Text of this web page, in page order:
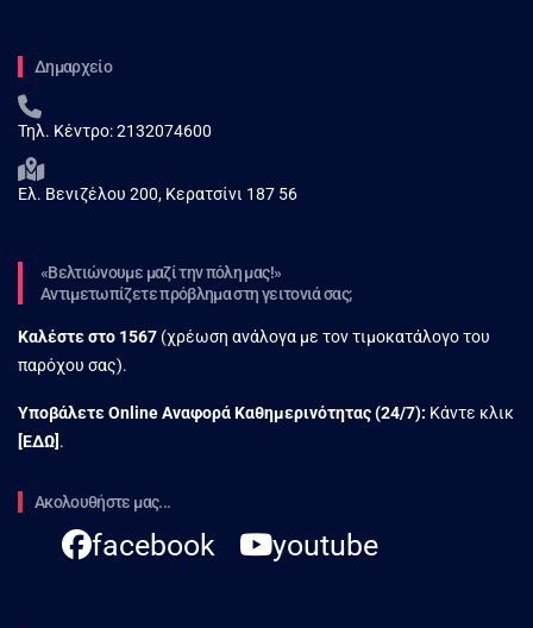
Δημαρχείο
Τηλ. Κέντρο:2132074600
Ελ. Βενιζέλου 200, Κερατσίνι 187 56
«Βελτιώνουμε μαζί την πόλη μας!»
Αντιμετωπίζετε πρόβλημα στη γειτονιά σας;
Καλέστε στο 1567 (χρέωση ανάλογα με τον τιμοκατάλογο του
παρόχου σας).
Υποβάλετε Online Αναφορά Kαθημερινότητας (24/7): Κάντε κλικ
[ΕΔΩ] .
Ακολουθήστε μας...
facebook youtube